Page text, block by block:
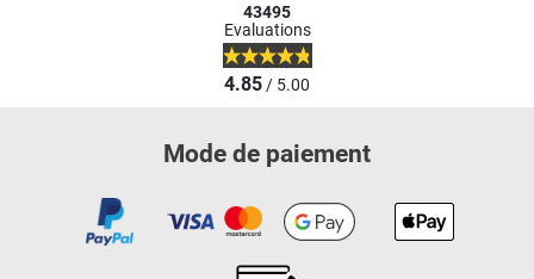
43495
Evaluations
4.85/ 5.00
Mode de paiement